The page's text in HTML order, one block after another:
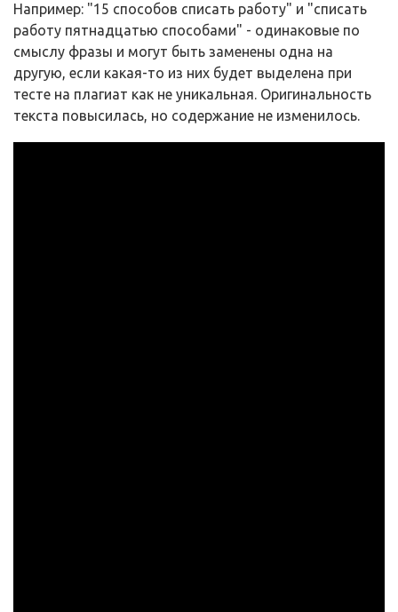
Например: "15 способов списать работу" и "списать
работу пятнадцатью способами" - одинаковые по
смыслу фразы и могут быть заменены одна на
другую, если какая-то из них будет выделена при
тесте на плагиат как не уникальная. Оригинальность
текста повысилась, но содержание не изменилось.